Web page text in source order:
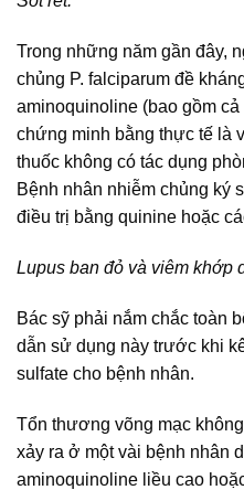
Trong những năm gần đây,
chủng P. falciparum đề
aminoquinoline (bao gồm
chứng minh bằng thực tế là
thuốc không có tác dụng
Bệnh nhân nhiễm chủng ký
điều trị bằng quinine hoặc
Lupus ban đỏ và viêm khớp
Bác sỹ phải nắm chắc toàn
dẫn sử dụng này trước khi
sulfate cho bệnh nhân.
Tổn thương võng mạc
xảy ra ở một vài bệnh nhân
aminoquinoline liều cao